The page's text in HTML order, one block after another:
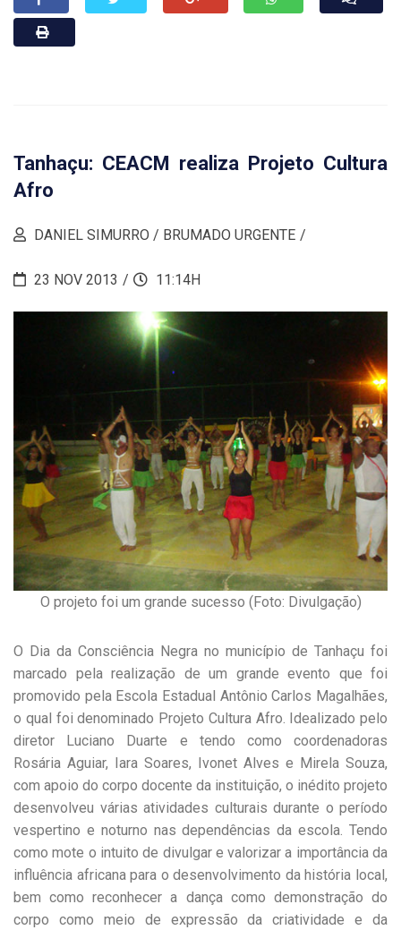
Tanhaçu: CEACM realiza Projeto Cultura
Afro
DANIEL SIMURRO / BRUMADO URGENTE
23 NOV 2013 11:14H
O projeto foi um grande sucesso (Foto: Divulgação)
O Dia da Consciência Negra no município de Tanhaçu foi
marcado pela realização de um grande evento que foi
promovido pela Escola Estadual Antônio Carlos Magalhães,
o qual foi denominado Projeto Cultura Afro. Idealizado pelo
diretor Luciano Duarte e tendo como coordenadoras
Rosária Aguiar, Iara Soares, Ivonet Alves e Mirela Souza,
com apoio do corpo docente da instituição, o inédito projeto
desenvolveu várias atividades culturais durante o período
vespertino e noturno nas dependências da escola. Tendo
como mote o intuito de divulgar e valorizar a importância da
influência africana para o desenvolvimento da história local,
bem como reconhecer a dança como demonstração do
corpo como meio de expressão da criatividade e da